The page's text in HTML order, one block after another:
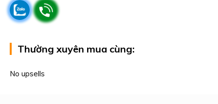
phòng
đa
năng
số
lượng
Thường xuyên mua cùng: